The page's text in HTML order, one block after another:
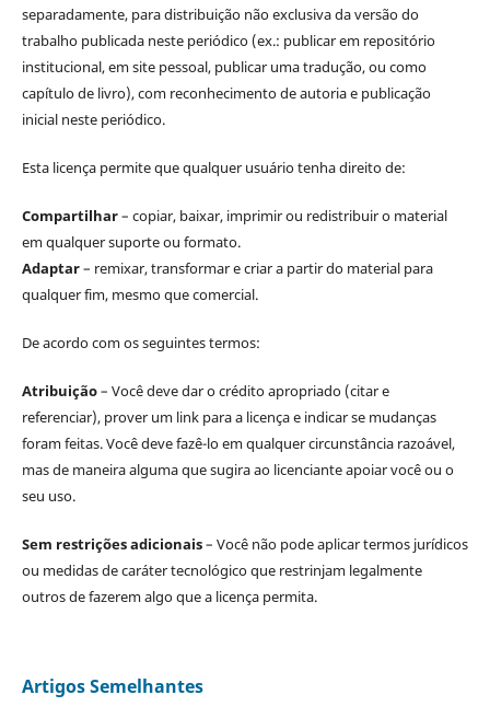
separadamente, para distribuição não exclusiva da versão do
trabalho publicada neste periódico (ex.: publicar em repositório
institucional, em site pessoal, publicar uma tradução, ou como
capítulo de livro), com reconhecimento de autoria e publicação
inicial neste periódico.
Esta licença permite que qualquer usuário tenha direito de:
Compartilhar– copiar, baixar, imprimir ou redistribuir o material
em qualquer suporte ou formato.
Adaptar– remixar, transformar e criar a partir do material para
qualquer fim, mesmo que comercial.
De acordo com os seguintes termos:
Atribuição– Você deve dar o crédito apropriado (citar e
referenciar), prover um link para a licença e indicar se mudanças
foram feitas. Você deve fazê-lo em qualquer circunstância razoável,
mas de maneira alguma que sugira ao licenciante apoiar você ou o
seu uso.
Sem restrições adicionais– Você não pode aplicar termos jurídicos
ou medidas de caráter tecnológico que restrinjam legalmente
outros de fazerem algo que a licença permita.
Artigos Semelhantes